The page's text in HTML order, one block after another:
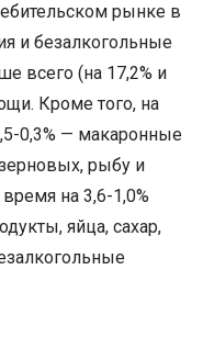
рынке в
и безалкогольные
всего (на 17,2% и
Кроме того, на
0,3% — макаронные
рыбу и
на 3,6-1,0%
яйца, сахар,